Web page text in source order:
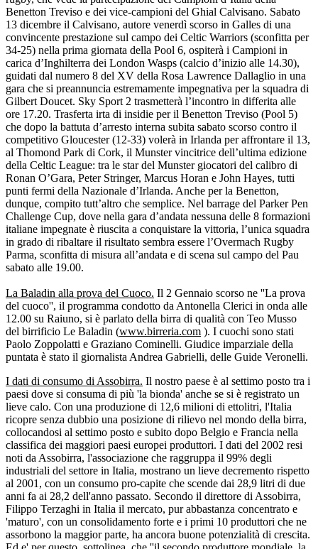
Benetton Treviso e dei vice-campioni del Ghial Calvisano. Sabato
13 dicembre il Calvisano, autore venerdì scorso in Galles di una
convincente prestazione sul campo dei Celtic Warriors (sconfitta per
34-25) nella prima giornata della Pool 6, ospiterà i Campioni in
carica d’Inghilterra dei London Wasps (calcio d’inizio alle 14.30),
guidati dal numero 8 del XV della Rosa Lawrence Dallaglio in una
gara che si preannuncia estremamente impegnativa per la squadra di
Gilbert Doucet. Sky Sport 2 trasmetterà l’incontro in differita alle
ore 17.20. Trasferta irta di insidie per il Benetton Treviso (Pool 5)
che dopo la battuta d’arresto interna subita sabato scorso contro il
competitivo Gloucester (12-33) volerà in Irlanda per affrontare il 13,
al Thomond Park di Cork, il Munster vincitrice dell’ultima edizione
della Celtic League: tra le star del Munster giocatori del calibro di
Ronan O’Gara, Peter Stringer, Marcus Horan e John Hayes, tutti
punti fermi della Nazionale d’Irlanda. Anche per la Benetton,
dunque, compito tutt’altro che semplice. Nel barrage del Parker Pen
Challenge Cup, dove nella gara d’andata nessuna delle 8 formazioni
italiane impegnate è riuscita a conquistare la vittoria, l’unica squadra
in grado di ribaltare il risultato sembra essere l’Overmach Rugby
Parma, sconfitta di misura all’andata e di scena sul campo del Pau
sabato alle 19.00.
La Baladin alla prova del Cuoco. Il 2 Gennaio scorso ne ''La prova
del cuoco'', il programma condotto da Antonella Clerici in onda alle
12.00 su Raiuno, si è parlato della birra di qualità con Teo Musso
del birrificio Le Baladin (www.birreria.com ). I cuochi sono stati
Paolo Zoppolatti e Graziano Cominelli. Giudice imparziale della
puntata è stato il giornalista Andrea Gabrielli, delle Guide Veronelli.
I dati di consumo di Assobirra. Il nostro paese è al settimo posto tra i
paesi dove si consuma di più 'la bionda' anche se si è registrato un
lieve calo. Con una produzione di 12,6 milioni di ettolitri, l'Italia
ricopre senza dubbio una posizione di rilievo nel mondo della birra,
collocandosi al settimo posto e subito dopo Belgio e Francia nella
classifica dei maggiori paesi europei produttori. I dati del 2002 resi
noti da Assobirra, l'associazione che raggruppa il 99% degli
industriali del settore in Italia, mostrano un lieve decremento rispetto
al 2001, con un consumo pro-capite che scende dai 28,9 litri di due
anni fa ai 28,2 dell'anno passato. Secondo il direttore di Assobirra,
Filippo Terzaghi in Italia il mercato, pur abbastanza concentrato e
'maturo', con un consolidamento forte e i primi 10 produttori che ne
assorbono la maggior parte, ha ancora buone potenzialità di crescita.